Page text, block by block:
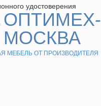
удостоверения
ОПТИМЕХ-
МОСКВА
МЕБЕЛЬ ОТ ПРОИЗВОДИТЕЛЯ